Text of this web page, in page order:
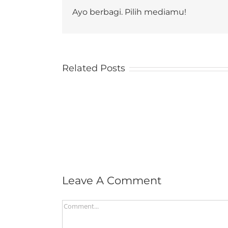
Ayo berbagi. Pilih mediamu!
Related Posts
Leave A Comment
Comment